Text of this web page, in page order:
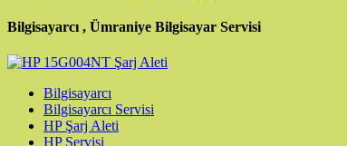
Bilgisayarcı , Ümraniye Bilgisayar Servisi
Bilgisayarcı
Bilgisayarcı Servisi
HP Şarj Aleti
HP Servisi